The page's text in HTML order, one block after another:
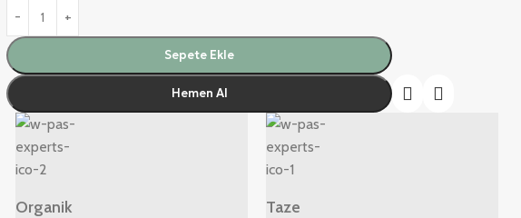
Sepete Ekle
Hemen Al
Organik Taze